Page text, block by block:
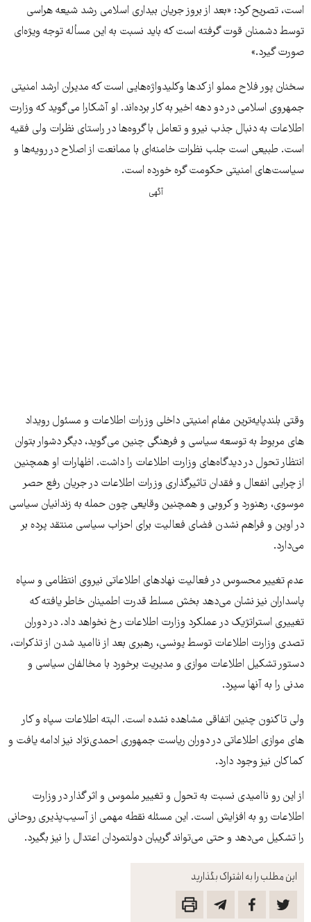
این مطلب را به اشتراک بگذارید
است، تصریح کرد: «بعد از بروز جریان بیداری اسلامی رشد شیعه هراسی
توسط دشمنان قوت گرفته است که باید نسبت به این مسأله توجه ویژه‌ای
صورت گیرد.»
سخنان پور فلاح مملو از کدها وکلیدواژه‌هایی است که مدیران ارشد امنیتی
جمهروی اسلامی در دو دهه اخیر به کار برده‌اند. او آشکارا می‌گوید که وزارت
اطلاعات به دنبال جذب نیرو و تعامل با گروه‌ها در راستای نظرات ولی فقیه
است. طبیعی است جلب نظرات خامنه‌ای با ممانعت از اصلاح در رویه‌ها و
سیاست‌های امنیتی حکومت گره خورده است.
آگهی
وقتی بلندپایه‌ترین مفام امنیتی داخلی وزرات اطلاعات و مسئول رویداد
های مربوط به توسعه سیاسی و فرهنگی چنین می‌گوید، دیگر دشوار بتوان
انتظار تحول در دیدگاه‌های وزارت اطلاعات را داشت. اظهارات او همچنین
از چرایی انفعال و فقدان تاثیرگذاری وزرات اطلاعات در جریان رفع حصر
موسوی، رهنورد و کروبی و همچنین وقایعی چون حمله به زندانیان سیاسی
در اوین و فراهم نشدن فضای فعالیت برای احزاب سیاسی منتقد پرده بر
می‌دارد.
عدم تغییر محسوس در فعالیت نهادهای اطلاعاتی نیروی انتظامی و سپاه
پاسداران نیز نشان می‌دهد بخش مسلط قدرت اطمینان خاطر یافته که
تغییری استراتژیک در عملکرد وزارت اطلاعات رخ نخواهد داد. در دوران
تصدی وزارت اطلاعات توسط یونسی، رهبری بعد از ناامید شدن از تذکرات‌،
دستور تشکیل اطلاعات موازی و مدیریت برخورد با مخالفان سیاسی و
مدنی را به آنها سپرد.
ولی تاکنون چنین اتفاقی مشاهده نشده است. البته اطلاعات سپاه و کار
های موازی اطلاعاتی در دوران ریاست جمهوری احمدی‌نژاد نیز ادامه یافت و
کماکان نیز وجود دارد.
از این رو ناامیدی نسبت به تحول و تغییر ملموس و اثر گذار در وزارت
اطلاعات رو به افزایش است. این مسئله نقطه مهمی از آسیب‌پذیری روحانی
را تشکیل می‌دهد و حتی می‌تواند گریبان دولتمردان اعتدال را نیز بگیرد.